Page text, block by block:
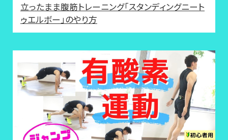
立ったまま腹筋トレーニング「スタンディングニート
ゥエルボー」のやり方